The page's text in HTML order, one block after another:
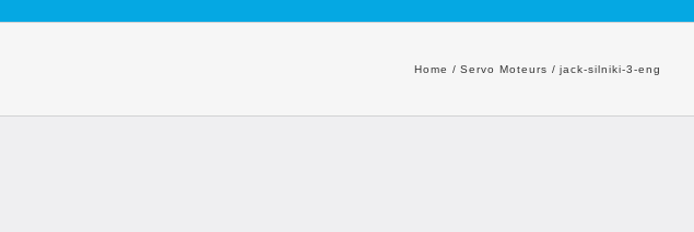
Home Servo Moteurs jack-silniki-3-eng